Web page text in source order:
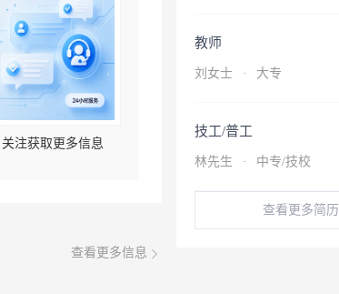
关注获取更多信息
查看更多信息
教师
刘女士 · 大专
技工/普工
林先生 · 中专/技校
查看更多简历